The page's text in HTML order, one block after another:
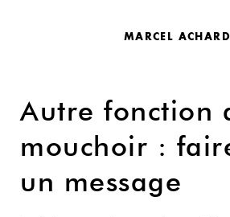
MARCEL ACHARD
Autre fonction
mouchoir :
un message